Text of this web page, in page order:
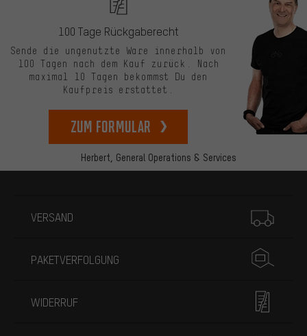
Herbert, General Operations & Services
100 Tage Rückgaberecht
Sende die ungenutzte Ware innerhalb von
100 Tagen nach dem Kauf zurück. Nach
maximal 10 Tagen bekommst Du den
Kaufpreis erstattet.
zum Formular
VERSAND
PAKETVERFOLGUNG
WIDERRUF